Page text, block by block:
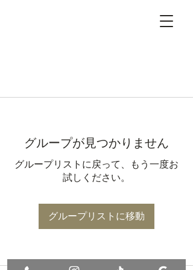
グループが見つかりません
グループリストに戻って、もう一度お
試しください。
グループリストに移動